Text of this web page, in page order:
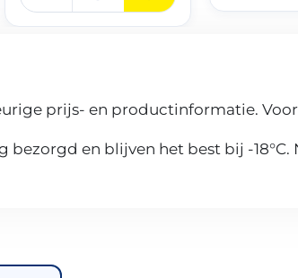
prijs- en productinformatie.
en blijven het best bij -